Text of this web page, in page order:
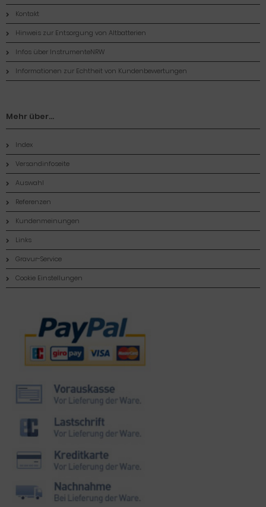
Kontakt
Hinweis zur Entsorgung von Altbatterien
Infos über InstrumenteNRW
Informationen zur Echtheit von Kundenbewertungen
Mehr über...
Index
Versandinfoseite
Auswahl
Referenzen
Kundenmeinungen
Links
Gravur-Service
Cookie Einstellungen
Zahlungsmethoden